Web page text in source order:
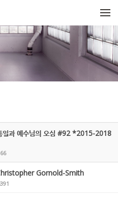
과 예수님의 오심 #92 *2015-2018
Gornold-Smith